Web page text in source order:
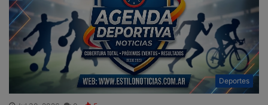
Deportes